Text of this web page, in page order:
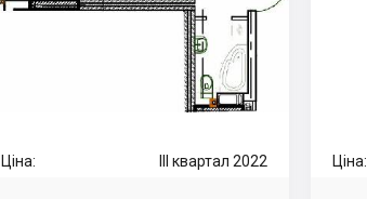
Ціна: III квартал 2022 Ціна: